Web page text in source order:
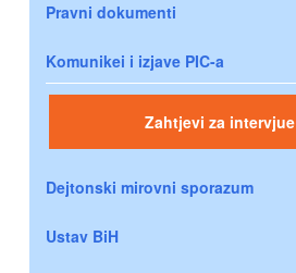
Pravni dokumenti
Komunikei i izjave PIC-a
Zahtjevi za intervjue
Dejtonski mirovni sporazum
Ustav BiH